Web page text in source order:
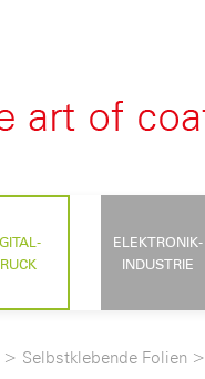
ELEKTRONIK-
INDUSTRIE
> Selbstklebende Folien >